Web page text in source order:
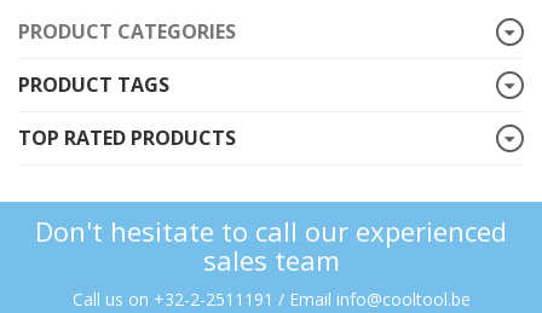
PRODUCT CATEGORIES
PRODUCT TAGS
TOP RATED PRODUCTS
Don't hesitate to call our experienced
sales team
Call us on +32-2-2511191 / Email info@cooltool.be